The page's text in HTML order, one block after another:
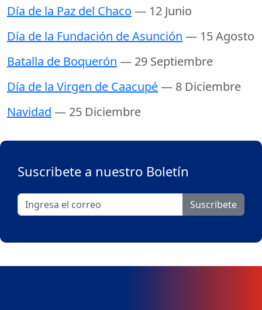
Día de la Paz del Chaco — 12 Junio
Día de la Fundación de Asunción — 15 Agosto
Batalla de Boquerón — 29 Septiembre
Día de la Virgen de Caacupé— 8 Diciembre
Navidad — 25 Diciembre
Suscribete a nuestro Boletín
Suscribete